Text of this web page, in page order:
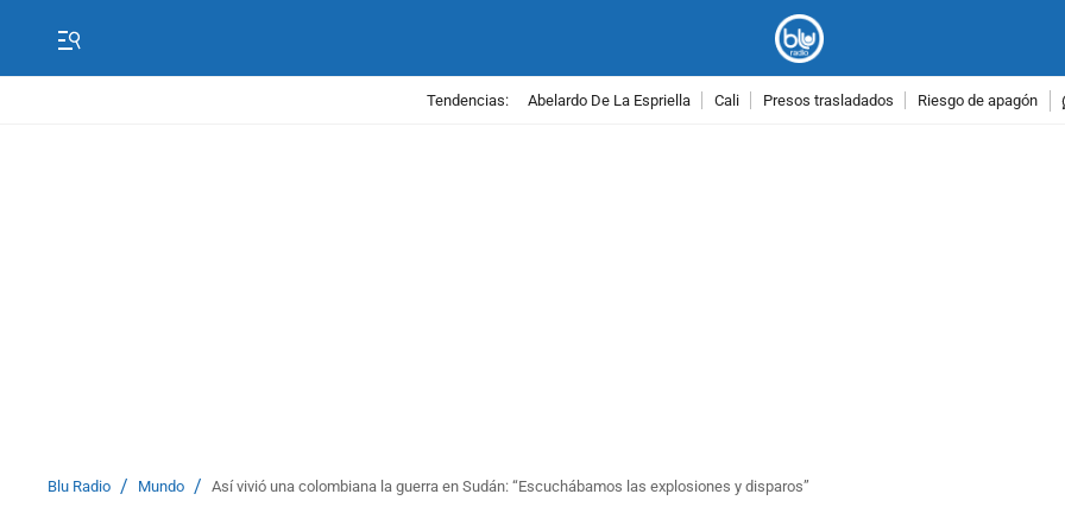
Tendencias: Abelardo De La Espriella Cali Presos trasladados Riesgo de apagón
Blu Radio / Mundo / Así vivió una colombiana la guerra en Sudán: “Escuchábamos las explosiones y disparos”